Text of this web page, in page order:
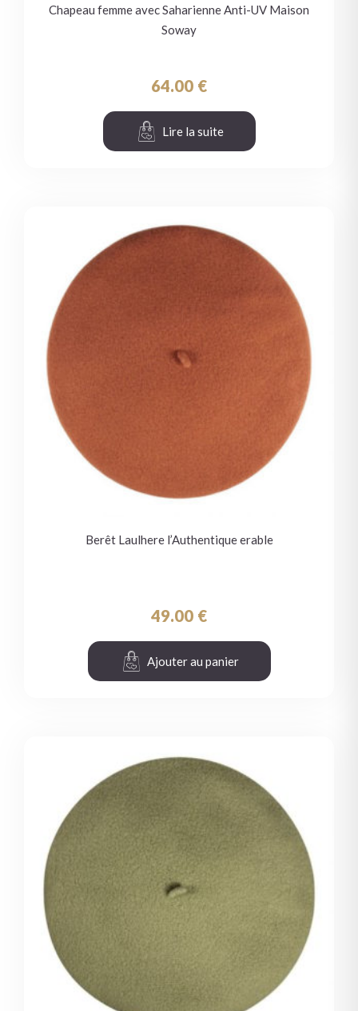
Chapeau femme avec Saharienne Anti-UV Maison
Soway
64.00 €
Lire la suite
Berêt Laulhere l’Authentique erable
49.00 €
Ajouter au panier